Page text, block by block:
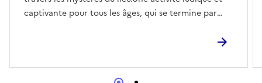
captivante pour tous les âges, qui se termine par